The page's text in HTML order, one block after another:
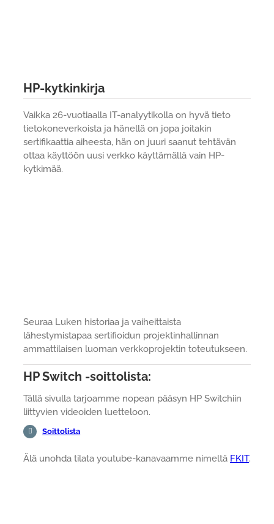
HP-kytkinkirja
Vaikka 26-vuotiaalla IT-analyytikolla on hyvä tieto
tietokoneverkoista ja hänellä on jopa joitakin
sertifikaattia aiheesta, hän on juuri saanut tehtävän
ottaa käyttöön uusi verkko käyttämällä vain HP-
kytkimää.
Seuraa Luken historiaa ja vaiheittaista
lähestymistapaa sertifioidun projektinhallinnan
ammattilaisen luoman verkkoprojektin toteutukseen.
HP Switch -soittolista:
Tällä sivulla tarjoamme nopean pääsyn HP Switchiin
liittyvien videoiden luetteloon.
Soittolista
Älä unohda tilata youtube-kanavaamme nimeltä FKIT.